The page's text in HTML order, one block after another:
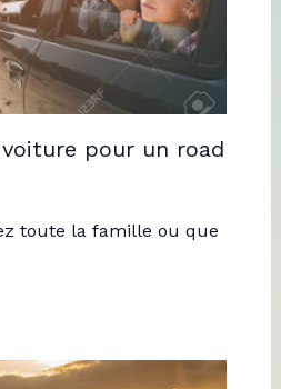
pour un road
toute la famille ou que